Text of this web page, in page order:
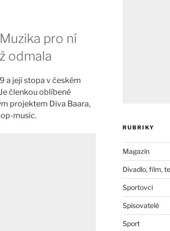
pro ní
odmala
a její stopa v českém
členkou oblíbené
projektem Diva Baara,
music.
RUBRIKY
Magazín
Divadlo, film,
Sportovci
Spisovatelé
Sport